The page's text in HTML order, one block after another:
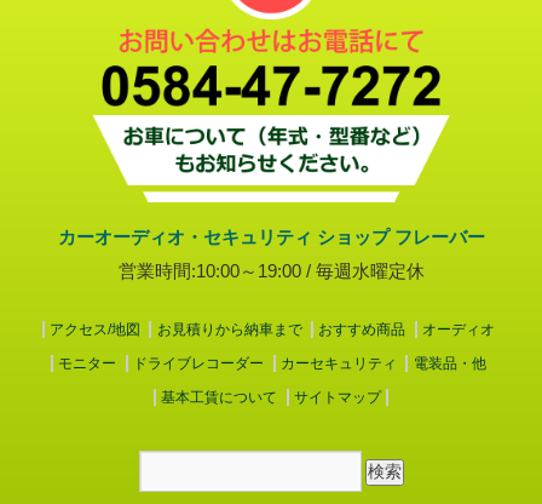
カーオーディオ・セキュリティ ショップ フレーバー
営業時間:10:00～19:00 / 毎週水曜定休
アクセス/地図 お見積りから納車まで おすすめ商品
オーディオ
モニター
ドライブレコーダー カーセキュリティ
電装品・他
基本工賃について
サイトマップ